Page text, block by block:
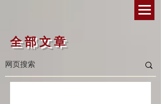
全 部 文 章